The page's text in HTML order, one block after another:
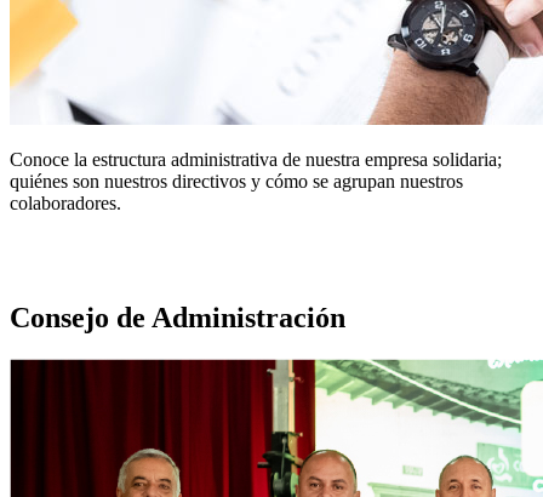
Conoce la estructura administrativa de nuestra empresa solidaria;
quiénes son nuestros directivos y cómo se agrupan nuestros
colaboradores.
Consejo de Administración